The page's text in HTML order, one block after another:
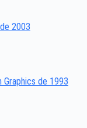
2003
de 1993